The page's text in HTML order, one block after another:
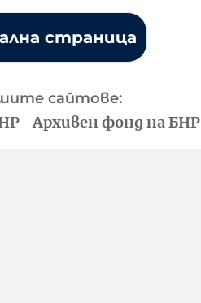
страница
сайтове:
Архивен фонд на БНР